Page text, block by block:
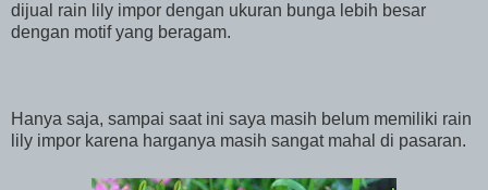
dijual rain lily impor dengan ukuran bunga lebih besar
dengan motif yang beragam.
Hanya saja, sampai saat ini saya masih belum memiliki rain
lily impor karena harganya masih sangat mahal di pasaran.